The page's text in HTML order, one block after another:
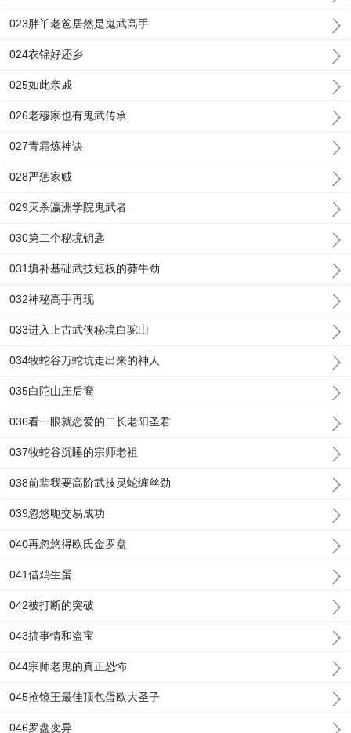
023胖丫老爸居然是鬼武高手
024衣锦好还乡
025如此亲戚
026老穆家也有鬼武传承
027青霜炼神诀
028严惩家贼
029灭杀瀛洲学院鬼武者
030第二个秘境钥匙
031填补基础武技短板的莽牛劲
032神秘高手再现
033进入上古武侠秘境白驼山
034牧蛇谷万蛇坑走出来的神人
035白陀山庄后裔
036看一眼就恋爱的二长老阳圣君
037牧蛇谷沉睡的宗师老祖
038前辈我要高阶武技灵蛇缠丝劲
039忽悠呃交易成功
040再忽悠得欧氏金罗盘
041借鸡生蛋
042被打断的突破
043搞事情和盗宝
044宗师老鬼的真正恐怖
045抢镜王最佳顶包蛋欧大圣子
046罗盘变异